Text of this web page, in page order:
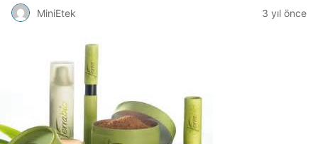
MiniEtek 3 yıl önce